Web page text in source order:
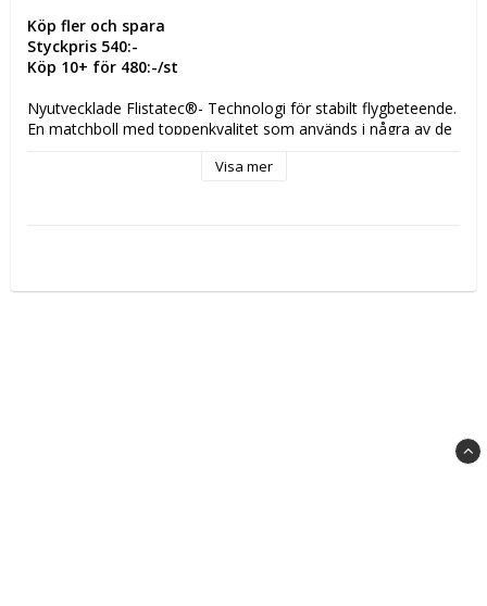
Köp fler och spara
Styckpris 540:-
Köp 10+ för 480:-/st
Nyutvecklade Flistatec®- Technologi för stabilt flygbeteende.
En matchboll med toppenkvalitet som används i några av de
Visa mer